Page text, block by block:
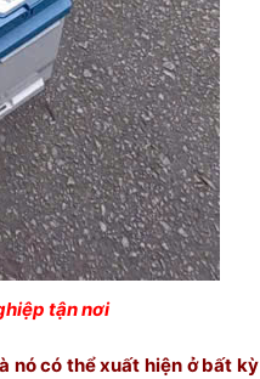
tận nơi
nó có thể xuất hiện ở bất kỳ